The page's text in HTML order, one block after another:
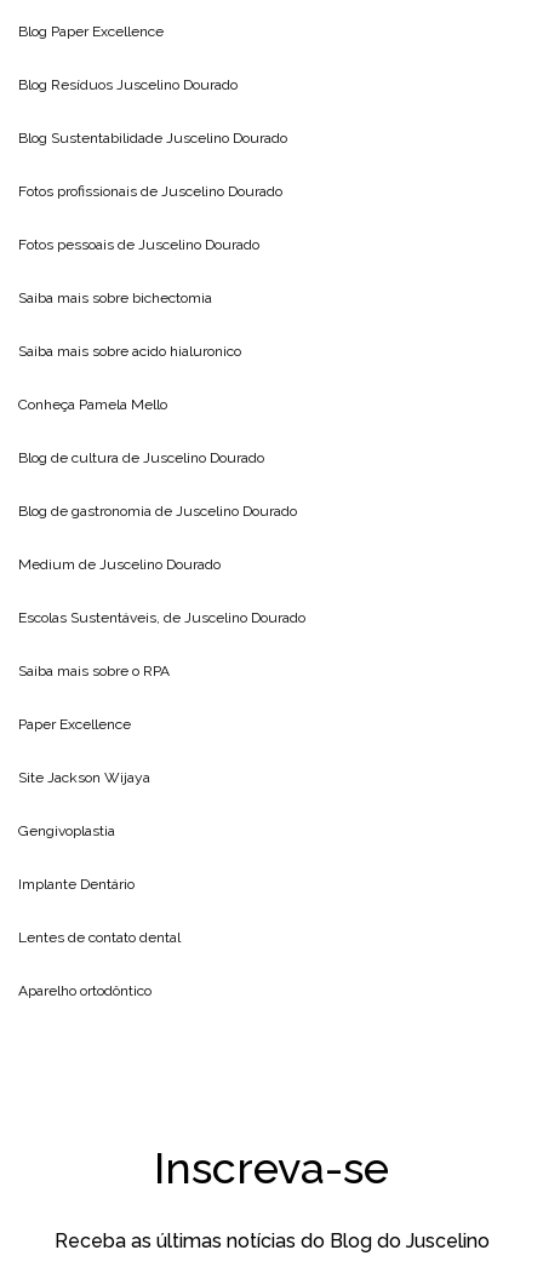
Blog Paper Excellence
Blog Resíduos Juscelino Dourado
Blog Sustentabilidade Juscelino Dourado
Fotos profissionais de Juscelino Dourado
Fotos pessoais de Juscelino Dourado
Saiba mais sobre bichectomia
Saiba mais sobre acido hialuronico
Conheça Pamela Mello
Blog de cultura de Juscelino Dourado
Blog de gastronomia de Juscelino Dourado
Medium de Juscelino Dourado
Escolas Sustentáveis, de Juscelino Dourado
Saiba mais sobre o RPA
Paper Excellence
Site Jackson Wijaya
Gengivoplastia
Implante Dentário
Lentes de contato dental
Aparelho ortodôntico
Inscreva-se
Receba as últimas notícias do Blog do Juscelino